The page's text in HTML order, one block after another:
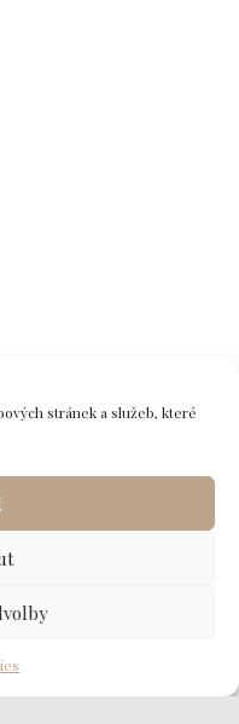
stránek a služeb, které